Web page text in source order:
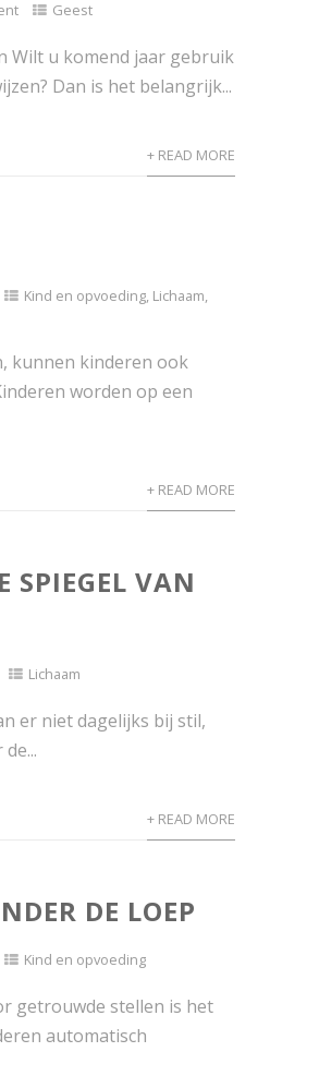
Geest
Wilt u komend jaar gebruik
Dan is het belangrijk...
+ READ MORE
Kind en opvoeding, Lichaam,
kunnen kinderen ook
worden op een
+ READ MORE
SPIEGEL VAN
Lichaam
er niet dagelijks bij stil,
+ READ MORE
DE LOEP
Kind en opvoeding
getrouwde stellen is het
automatisch